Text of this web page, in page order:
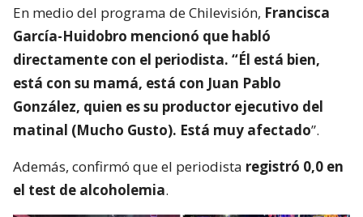
En medio del programa de Chilevisión, Francisca
García-Huidobro mencionó que habló
directamente con el periodista. “Él está bien,
está con su mamá, está con Juan Pablo
González, quien es su productor ejecutivo del
matinal (Mucho Gusto). Está muy afectado”.
Además, confirmó que el periodista registró 0,0 en
el test de alcoholemia.